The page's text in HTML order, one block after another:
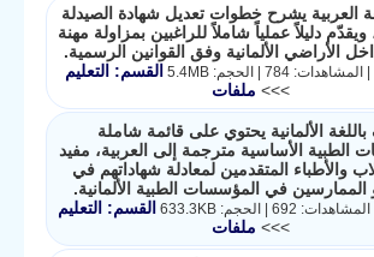
العربية يشرح خطوات تعديل شهادة الصيدلة
ويقدّم دليلاً عملياً شاملاً للراغبين بمزاولة مهنة
الأراضي الألمانية وفق القوانين الرسمية.
القسم: التعليم
>>> ملفات
الألمانية يحتوي على قائمة شاملة
الطبية الأساسية مترجمة إلى العربية، مفيد
والأطباء المتقدمين لمعادلة شهاداتهم في
أو الممارسين في المؤسسات الطبية الألمانية.
القسم: التعليم
>>> ملفات